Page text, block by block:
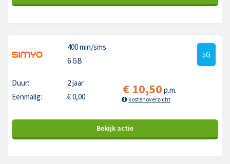
400 min/sms
6 GB
5G
Duur:
2 jaar
Eenmalig:
€0,00 € 10,50 p.m.
kostenoverzicht
Bekijk actie